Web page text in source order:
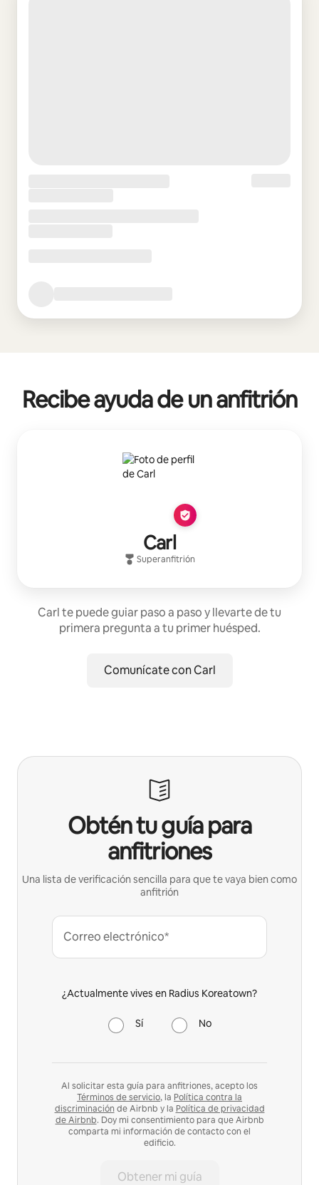
Recibe ayuda de un anfitrión
Carl
Superanfitrión
Carl te puede guiar paso a paso y llevarte de tu
primera pregunta a tu primer huésped.
Comunícate con Carl
Obtén tu guía para
anfitriones
Una lista de verificación sencilla para que te vaya bien como
anfitrión
Correo electrónico*
¿Actualmente vives en Radius Koreatown?
Sí No
Al solicitar esta guía para anfitriones, acepto los
Términos de servicio, la Política contra la
discriminación de Airbnb y la Política de privacidad
de Airbnb. Doy mi consentimiento para que Airbnb
comparta mi información de contacto con el
edificio.
Obtener mi guía